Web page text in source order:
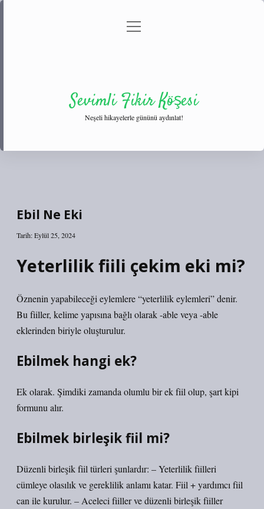
Gizlilik Politikası
menüyü
Sevimli Fikir Köşesi
Neşeli hikayelerle gününü aydınlat!
Ebil Ne Eki
Tarih: Eylül 25, 2024
Yeterlilik fiili çekim eki mi?
Öznenin yapabileceği eylemlere “yeterlilik eylemleri” denir.
Bu fiiller, kelime yapısına bağlı olarak -able veya -able
eklerinden biriyle oluşturulur.
Ebilmek hangi ek?
Ek olarak. Şimdiki zamanda olumlu bir ek fiil olup, şart kipi
formunu alır.
Ebilmek birleşik fiil mi?
Düzenli birleşik fiil türleri şunlardır: – Yeterlilik fiilleri
cümleye olasılık ve gereklilik anlamı katar. Fiil + yardımcı fiil
can ile kurulur. – Aceleci fiiller ve düzenli birleşik fiiller